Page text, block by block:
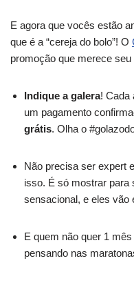
E agora que vocês estão
que é a “cereja do bolo”! O
promoção que merece
Indique a galera! Cada
um pagamento
grátis. Olha o
Não precisa ser expert
isso. É só mostrar para
sensacional, e eles vão
E quem não quer 1
pensando nas